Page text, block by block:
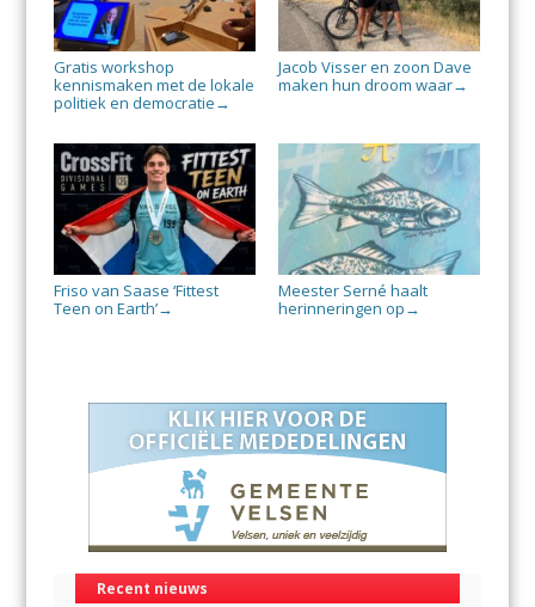
Gratis workshop
kennismaken met de lokale
politiek en democratie →
Jacob Visser en zoon Dave
maken hun droom waar→
Friso van Saase ‘Fittest
Teen on Earth’→
Meester Serné haalt
herinneringen op →
Recent nieuws